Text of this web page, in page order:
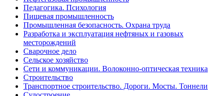
Педагогика. Психология
Пищевая промышленность
Промышленная безопасность. Охрана труда
Разработка и эксплуатация нефтяных и газовых
месторождений
Сварочное дело
Сельское хозяйство
Сети и коммуникации. Волоконно-оптическая техника
Строительство
Транспортное строительство. Дороги. Мосты. Тоннели